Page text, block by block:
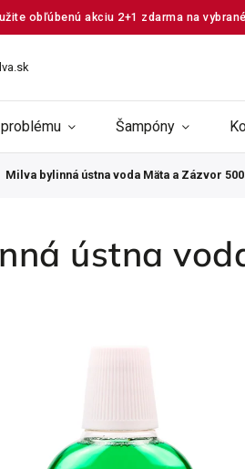
obľúbenú akciu 2+1 zdarma na
Šampóny
Milva bylinná ústna voda Mäta ​a Zázvor 500
ústna